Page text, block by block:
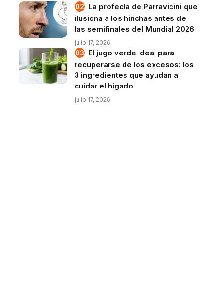
La profecía de Parravicini que
ilusiona a los hinchas antes de
las semifinales del Mundial 2026
julio 17, 2026
El jugo verde ideal para
recuperarse de los excesos: los
3 ingredientes que ayudan a
cuidar el hígado
julio 17, 2026